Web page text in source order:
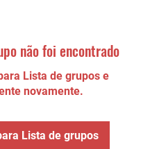
não foi encontrado
Lista de grupos e
novamente.
Lista de grupos